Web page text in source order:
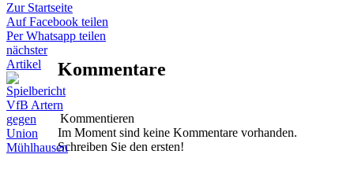
Zur Startseite
Auf Facebook teilen
Per Whatsapp teilen
nächster
Artikel
Kommentare
Kommentieren
Im Moment sind keine Kommentare vorhanden.
Schreiben Sie den ersten!